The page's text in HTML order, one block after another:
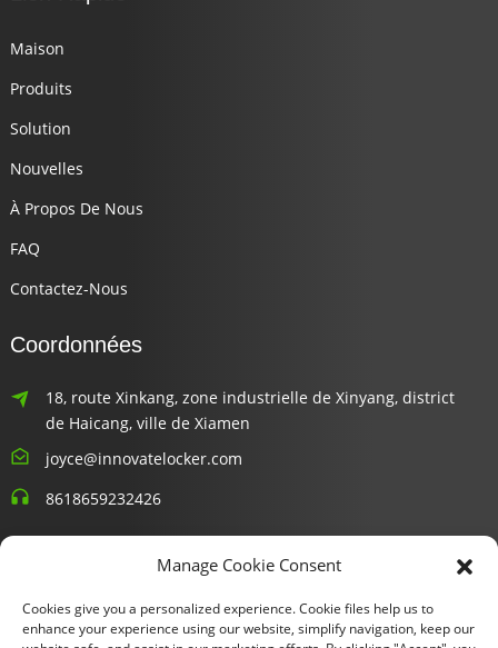
Maison
Produits
Solution
Nouvelles
À Propos De Nous
FAQ
Contactez-Nous
Coordonnées
18, route Xinkang, zone industrielle de Xinyang, district
de Haicang, ville de Xiamen
joyce@innovatelocker.com
8618659232426
Bulletins D'information
Entrez votre email et nous vous enverrons les dernières
informations sur les plans.
Manage Cookie Consent
Cookies give you a personalized experience. Cookie files help us to
enhance your experience using our website, simplify navigation, keep our